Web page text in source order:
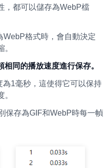
，都可以儲存為WebP檔
WebP格式時，會自動決定
同的播放速度進行保存。
1毫秒，這使得它可以保持
保存為GIF和WebP時每一幀